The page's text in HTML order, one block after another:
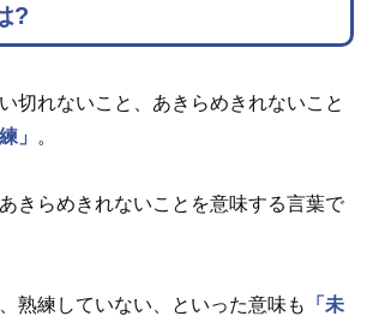
?
切れないこと、あきらめきれないこと
」 。
きらめきれないことを意味する言葉で
熟練していない、といった意味も
「未